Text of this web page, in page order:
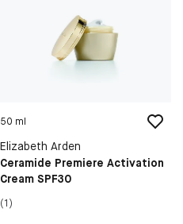
50 ml
Elizabeth Arden
Ceramide Premiere Activation
Cream SPF30
(1)